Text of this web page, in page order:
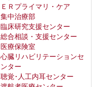
ＥＲプライマリ・ケア
集中治療部
臨床研究支援センター
総合相談・支援センター
医療保険室
心臓リハビリテーションセ
ンター
聴覚･人工内耳センター